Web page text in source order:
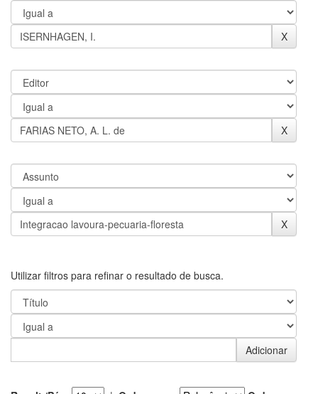
Utilizar filtros para refinar o resultado de busca.